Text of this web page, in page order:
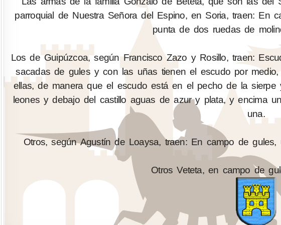
parroquial de Nuestra Señora del Espino, en Soria, traen: En
punta de dos ruedas de
Los de Guipúzcoa, según Francisco Zazo y Rosillo, traen:
sacadas de gules y con las uñas tienen el escudo por
ellas, de manera que el escudo está en el pecho de la
leones y debajo del castillo aguas de azur y plata, y encima
una.
Otros, según Agustín de Loaysa, traen: En campo de
Otros Veteta, en campo de